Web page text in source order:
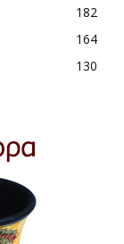
182
164
130